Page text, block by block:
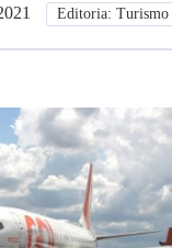
Editoria: Turismo